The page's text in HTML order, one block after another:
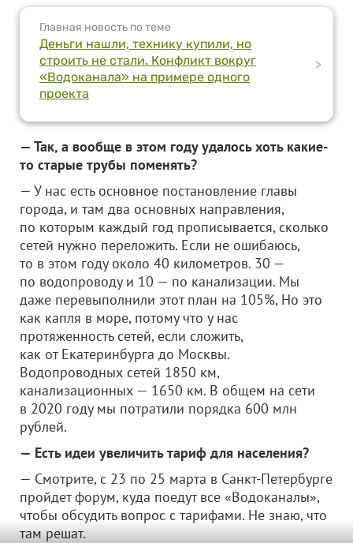
Главная новость по теме
Деньги нашли, технику купили, но
строить не стали. Конфликт вокруг
«Водоканала» на примере одного
проекта
>
— Так, а вообще в этом году удалось хоть какие-
то старые трубы поменять?
— У нас есть основное постановление главы
города, и там два основных направления,
по которым каждый год прописывается, сколько
сетей нужно переложить. Если не ошибаюсь,
то в этом году около 40 километров. 30 —
по водопроводу и 10 — по канализации. Мы
даже перевыполнили этот план на 105%, Но это
как капля в море, потому что у нас
протяженность сетей, если сложить,
как от Екатеринбурга до Москвы.
Водопроводных сетей 1850 км,
канализационных — 1650 км. В общем на сети
в 2020 году мы потратили порядка 600 млн
рублей.
— Есть идеи увеличить тариф для населения?
— Смотрите, с 23 по 25 марта в Санкт-Петербурге
пройдет форум, куда поедут все «Водоканалы»,
чтобы обсудить вопрос с тарифами. Не знаю, что
там решат.